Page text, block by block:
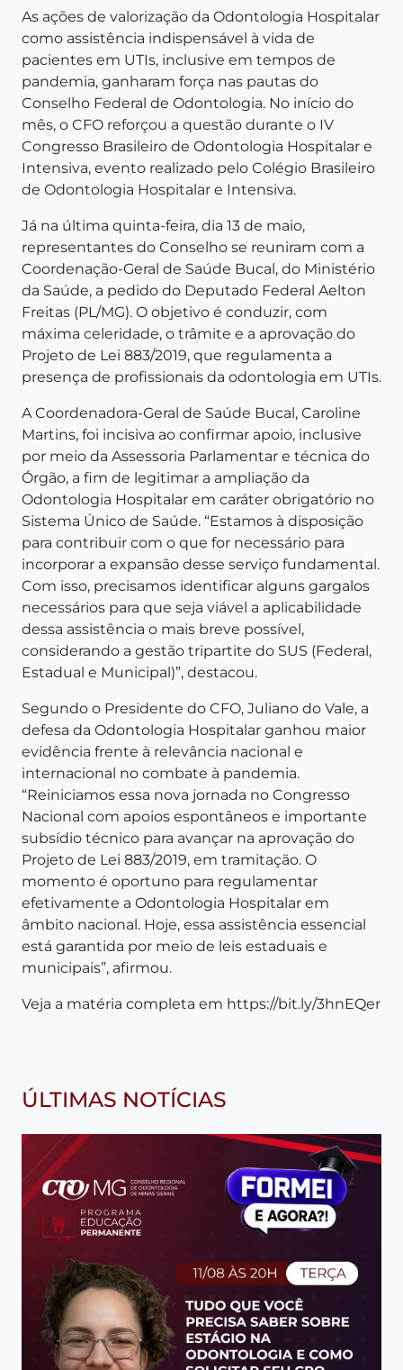
As ações de valorização da Odontologia Hospitalar
como assistência indispensável à vida de
pacientes em UTIs, inclusive em tempos de
pandemia, ganharam força nas pautas do
Conselho Federal de Odontologia. No início do
mês, o CFO reforçou a questão durante o IV
Congresso Brasileiro de Odontologia Hospitalar e
Intensiva, evento realizado pelo Colégio Brasileiro
de Odontologia Hospitalar e Intensiva.
Já na última quinta-feira, dia 13 de maio,
representantes do Conselho se reuniram com a
Coordenação-Geral de Saúde Bucal, do Ministério
da Saúde, a pedido do Deputado Federal Aelton
Freitas (PL/MG). O objetivo é conduzir, com
máxima celeridade, o trâmite e a aprovação do
Projeto de Lei 883/2019, que regulamenta a
presença de profissionais da odontologia em UTIs.
A Coordenadora-Geral de Saúde Bucal, Caroline
Martins, foi incisiva ao confirmar apoio, inclusive
por meio da Assessoria Parlamentar e técnica do
Órgão, a fim de legitimar a ampliação da
Odontologia Hospitalar em caráter obrigatório no
Sistema Único de Saúde. “Estamos à disposição
para contribuir com o que for necessário para
incorporar a expansão desse serviço fundamental.
Com isso, precisamos identificar alguns gargalos
necessários para que seja viável a aplicabilidade
dessa assistência o mais breve possível,
considerando a gestão tripartite do SUS (Federal,
Estadual e Municipal)”, destacou.
Segundo o Presidente do CFO, Juliano do Vale, a
defesa da Odontologia Hospitalar ganhou maior
evidência frente à relevância nacional e
internacional no combate à pandemia.
“Reiniciamos essa nova jornada no Congresso
Nacional com apoios espontâneos e importante
subsídio técnico para avançar na aprovação do
Projeto de Lei 883/2019, em tramitação. O
momento é oportuno para regulamentar
efetivamente a Odontologia Hospitalar em
âmbito nacional. Hoje, essa assistência essencial
está garantida por meio de leis estaduais e
municipais”, afirmou.
Veja a matéria completa em https://bit.ly/3hnEQer
ÚLTIMAS NOTÍCIAS